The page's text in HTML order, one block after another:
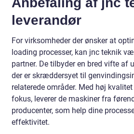
leverandør
For virksomheder der ønsker at
loading processer, kan jnc teknik
partner. De tilbyder en bred vifte af
der er skræddersyet til
relaterede områder. Med høj
fokus, leverer de maskiner fra
producenter, som help dine
effektivitet.